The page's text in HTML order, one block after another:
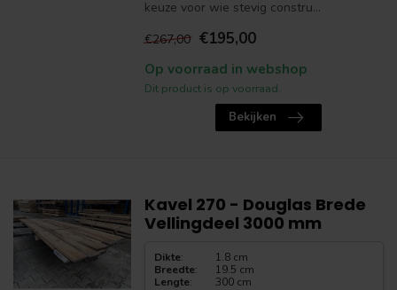
keuze voor wie stevig constru...
€267,00 €195,00
Op voorraad in webshop
Dit product is op voorraad.
Bekijken
Kavel 270 - Douglas Brede
Vellingdeel 3000 mm
Dikte:
1.8 cm
Breedte:
19.5 cm
Lengte: 300 cm